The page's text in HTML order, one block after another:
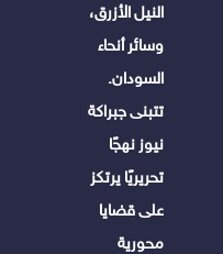
النيل الأزرق،
وسائر أنحاء
السودان.
تتبنى جبراكة
نيوز نهجًا
تحريريًا يرتكز
على قضايا
محورية